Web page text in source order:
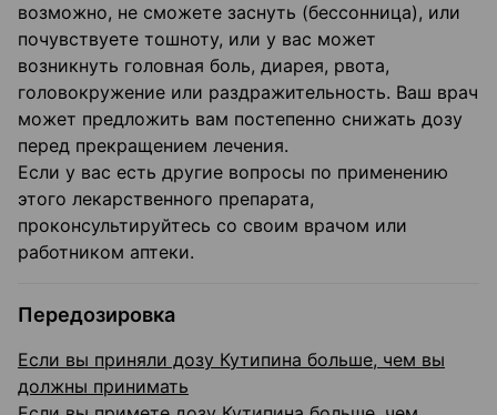
возможно, не сможете заснуть (бессонница), или
почувствуете тошноту, или у вас может
возникнуть головная боль, диарея, рвота,
головокружение или раздражительность. Ваш врач
может предложить вам постепенно снижать дозу
перед прекращением лечения.
Если у вас есть другие вопросы по применению
этого лекарственного препарата,
проконсультируйтесь со своим врачом или
работником аптеки.
Передозировка
Если вы приняли дозу Кутипина больше, чем вы
должны принимать